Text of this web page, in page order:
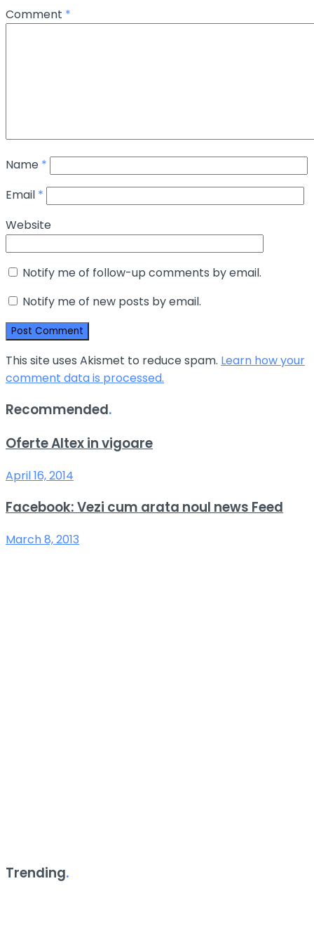
Comment *
Name *
Email *
Website
Notify me of follow-up comments by email.
Notify me of new posts by email.
This site uses Akismet to reduce spam. Learn how your
comment data is processed.
Recommended.
Oferte Altex in vigoare
April 16, 2014
Facebook: Vezi cum arata noul news Feed
March 8, 2013
Trending.